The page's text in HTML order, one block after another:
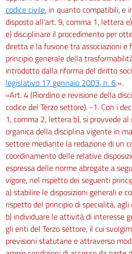
codice civile, in quanto compatibili, e
disposto all'art. 9, comma 1, lettera
e) disciplinare il procedimento per
diretta e la fusione tra associazioni e
principio generale della
introdotto dalla riforma del diritto
legislativo 17 gennaio 2003, n. 6.».
«Art. 4 (Riordino e revisione della
codice del Terzo settore). -1. Con i
1, comma 2, lettera b), si provvede
organica della disciplina vigente in
settore mediante la redazione di un
coordinamento delle relative
espressa delle norme abrogate a
vigore, nel rispetto dei seguenti
a) stabilire le disposizioni generali e
rispetto del principio di specialità,
b) individuare le attività di interesse
gli enti del Terzo settore, il cui
previsioni statutarie e attraverso